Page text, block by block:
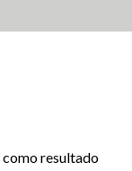
como resultado